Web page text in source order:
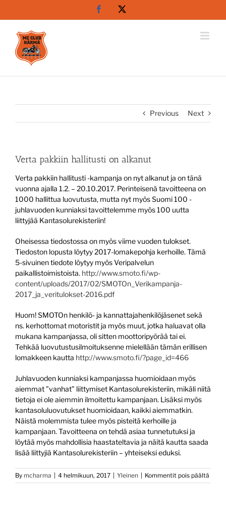
Facebook
Previous Next
Verta pakkiin hallitusti on alkanut
Verta pakkiin hallitusti -kampanja on nyt alkanut ja on tänä
vuonna ajalla 1.2. – 20.10.2017. Perinteisenä tavoitteena on
1000 hallittua luovutusta, mutta nyt myös Suomi 100 -
juhlavuoden kunniaksi tavoittelemme myös 100 uutta
liittyjää Kantasolurekisteriin!
Oheisessa tiedostossa on myös viime vuoden tulokset.
Tiedoston lopusta löytyy 2017-lomakepohja kerhoille. Tämä
5-sivuinen tiedote löytyy myös Veripalvelun
paikallistoimistoista. http://www.smoto.fi/wp-
content/uploads/2017/02/SMOTOn_Verikampanja-
2017_ja_veritulokset-2016.pdf
Huom! SMOTOn henkilö- ja kannattajahenkilöjäsenet sekä
ns. kerhottomat motoristit ja myös muut, jotka haluavat olla
mukana kampanjassa, oli sitten moottoripyörää tai ei.
Tehkää luovutustusilmoituksenne mielellään tämän erillisen
lomakkeen kautta http://www.smoto.fi/?page_id=466
Juhlavuoden kunniaksi kampanjassa huomioidaan myös
aiemmat ”vanhat” liittymiset Kantasolurekisteriin, mikäli niitä
tietoja ei ole aiemmin ilmoitettu kampanjaan. Lisäksi myös
kantasoluluovutukset huomioidaan, kaikki aiemmatkin.
Näistä molemmista tulee myös pisteitä kerhoille ja
kampanjaan. Tavoitteena on tehdä asiaa tunnetutuksi ja
löytää myös mahdollisia haastateltavia ja näitä kautta saada
lisää liittyjiä Kantasolurekisteriin – yhteiseksi eduksi.
By mcharma 4 helmikuun, 2017 Yleinen Kommentit pois päältä
Verta